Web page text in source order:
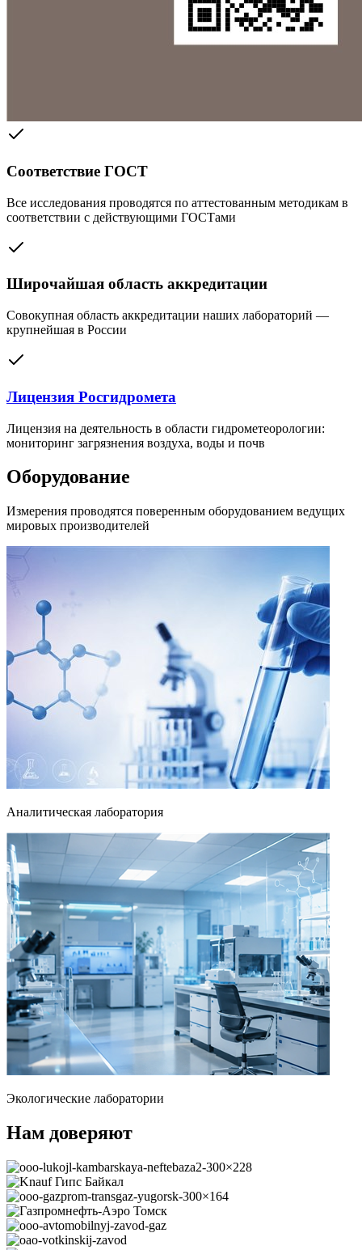
Соответствие ГОСТ
Все исследования проводятся по аттестованным методикам в
соответствии с действующими ГОСТами
Широчайшая область аккредитации
Совокупная область аккредитации наших лабораторий —
крупнейшая в России
Лицензия Росгидромета
Лицензия на деятельность в области гидрометеорологии:
мониторинг загрязнения воздуха, воды и почв
Оборудование
Измерения проводятся поверенным оборудованием ведущих
мировых производителей
Аналитическая лаборатория
Экологические лаборатории
Нам доверяют